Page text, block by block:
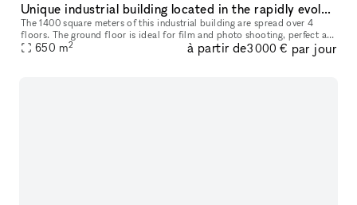
Unique industrial building located in the rapidly evolving Certosa District
The 1400 square meters of this industrial building are spread over 4
floors. The ground floor is ideal for film and photo shooting, perfect as
showroom, corporate events, products launching, fashion
650 m2 à partir de3 000 € par jour